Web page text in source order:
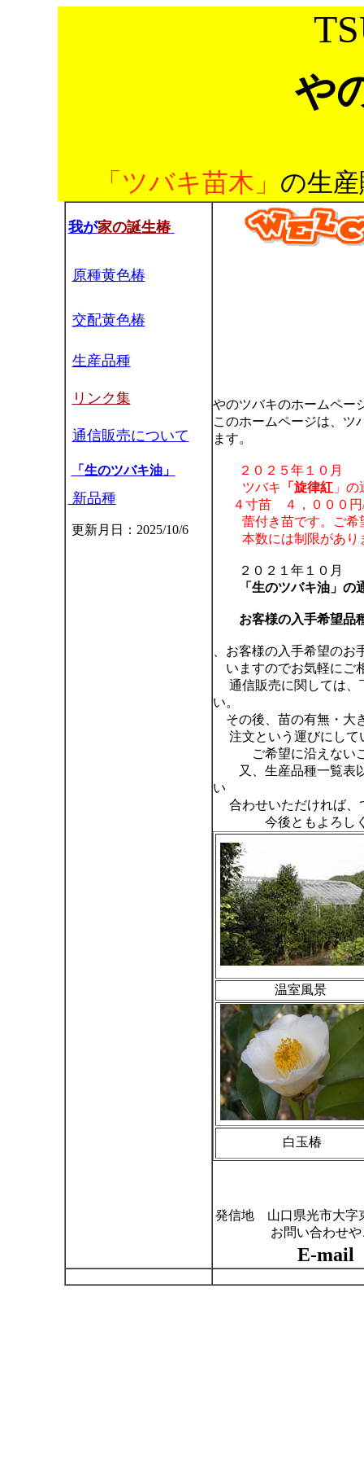
や
「 ツバキ苗木」 の生
我が家の誕生椿
原種黄色椿
交配黄色椿
生産品種
リンク集
通信販売について
「生のツバキ油」
新品種
更新月日：2025/10/6
やのツバキのホームペー
このホームページは、ツ
ます。
２０２５年１０月
ツバキ 「旋律紅」の
４寸苗 ４，０００円
蕾付き苗です。ご希望
本数には制限があり
２０２１年１０月
「生のツバキ油」
お客様の入手希望品
、お客様の入手希望の
いますのでお気軽にご
通信販売に関しては、
い。
その後、苗の有無・大
注文という運びにして
ご希望に沿えないこ
又、生産品種一覧表以
い
合わせいただければ、
今後ともよろしく
温室風景
白玉椿
発信地 山口県光市大字
お問い合わせ
E-mail